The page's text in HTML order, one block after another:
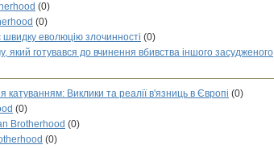
(0)
(0)
швидку еволюцію злочинності (0)
який готувався до вчинення вбивства іншого засудженого
катуванням: Виклики та реалії в'язниць в Європі (0)
(0)
Brotherhood (0)
(0)